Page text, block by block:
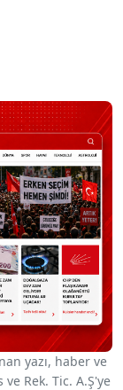
yazı, haber ve
Rek. Tic. A.Ş'ye